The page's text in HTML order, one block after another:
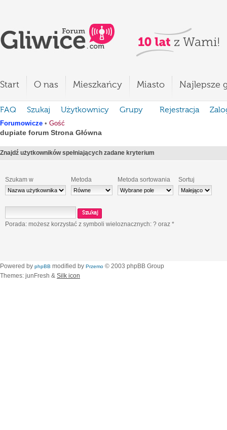
Start O nas Mieszkańcy Miasto Najlepsze
FAQ Szukaj Użytkownicy Grupy Rejestracja
Forumowicze • Gość
dupiate forum Strona Główna
Znajdź użytkowników spełniających zadane kryterium
Szukam w Metoda Metoda sortowania Sortuj
Porada: możesz korzystać z symboli wieloznacznych: ? oraz *
Powered by phpBB modified by Przemo © 2003 phpBB Group
Themes: junFresh & Silk icon